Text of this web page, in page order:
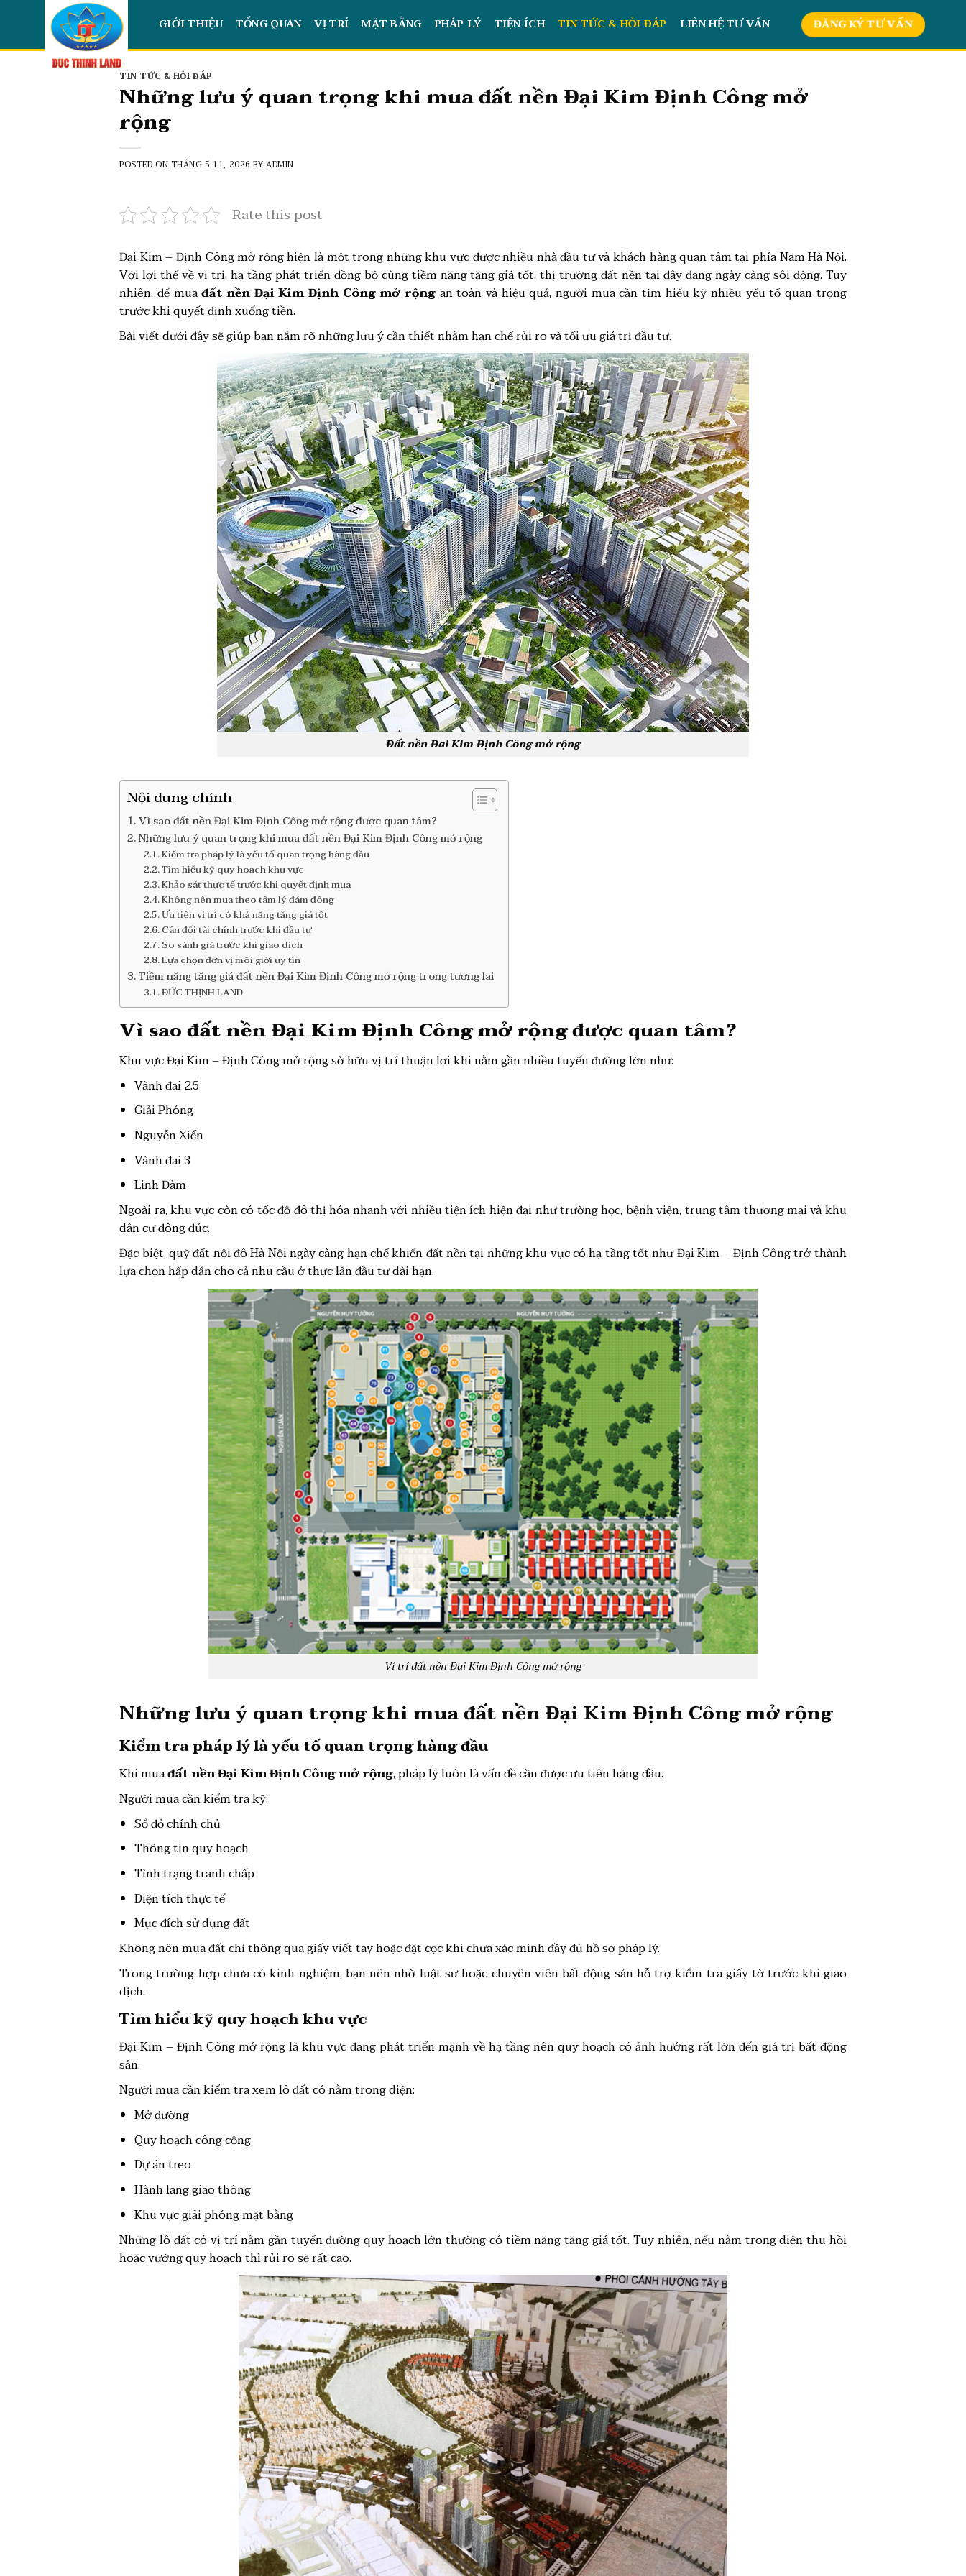
content
GIỚI THIỆU TỔNG QUAN VỊ TRÍ MẶT BẰNG PHÁP LÝ TIỆN ÍCH TIN TỨC & HỎI ĐÁP LIÊN HỆ TƯ VẤN ĐĂNG KÝ TƯ VẤN
TIN TỨC & HỎI ĐÁP
Những lưu ý quan trọng khi mua đất nền Đại Kim Định Công mở
rộng
POSTED ON THÁNG 5 11, 2026 BY ADMIN
Rate this post
Đại Kim – Định Công mở rộng hiện là một trong những khu vực được nhiều nhà đầu tư và khách hàng quan tâm tại phía Nam Hà Nội.
Với lợi thế về vị trí, hạ tầng phát triển đồng bộ cùng tiềm năng tăng giá tốt, thị trường đất nền tại đây đang ngày càng sôi động. Tuy
nhiên, để muađất nền Đại Kim Định Công mở rộngan toàn và hiệu quả, người mua cần tìm hiểu kỹ nhiều yếu tố quan trọng
trước khi quyết định xuống tiền.
Bài viết dưới đây sẽ giúp bạn nắm rõ những lưu ý cần thiết nhằm hạn chế rủi ro và tối ưu giá trị đầu tư.
Đất nền Đai Kim Định Công mở rộng
Nội dung chính
Vì sao đất nền Đại Kim Định Công mở rộng được quan tâm?
Những lưu ý quan trọng khi mua đất nền Đại Kim Định Công mở rộng
Kiểm tra pháp lý là yếu tố quan trọng hàng đầu
Tìm hiểu kỹ quy hoạch khu vực
Khảo sát thực tế trước khi quyết định mua
Không nên mua theo tâm lý đám đông
Ưu tiên vị trí có khả năng tăng giá tốt
Cân đối tài chính trước khi đầu tư
So sánh giá trước khi giao dịch
Lựa chọn đơn vị môi giới uy tín
Tiềm năng tăng giá đất nền Đại Kim Định Công mở rộng trong tương lai
ĐỨC THỊNH LAND
Vì saođất nền Đại Kim Định Công mở rộngđược quan tâm?
Khu vực Đại Kim – Định Công mở rộng sở hữu vị trí thuận lợi khi nằm gần nhiều tuyến đường lớn như:
Vành đai 2.5
Giải Phóng
Nguyễn Xiển
Vành đai 3
Linh Đàm
Ngoài ra, khu vực còn có tốc độ đô thị hóa nhanh với nhiều tiện ích hiện đại như trường học, bệnh viện, trung tâm thương mại và khu
dân cư đông đúc.
Đặc biệt, quỹ đất nội đô Hà Nội ngày càng hạn chế khiến đất nền tại những khu vực có hạ tầng tốt như Đại Kim – Định Công trở thành
lựa chọn hấp dẫn cho cả nhu cầu ở thực lẫn đầu tư dài hạn.
Ví trí đất nền Đại Kim Định Công mở rộng
Những lưu ý quan trọng khi mua đất nền Đại Kim Định Công mở rộng
Kiểm tra pháp lý là yếu tố quan trọng hàng đầu
Khi muađất nền Đại Kim Định Công mở rộng, pháp lý luôn là vấn đề cần được ưu tiên hàng đầu.
Người mua cần kiểm tra kỹ:
Sổ đỏ chính chủ
Thông tin quy hoạch
Tình trạng tranh chấp
Diện tích thực tế
Mục đích sử dụng đất
Không nên mua đất chỉ thông qua giấy viết tay hoặc đặt cọc khi chưa xác minh đầy đủ hồ sơ pháp lý.
Trong trường hợp chưa có kinh nghiệm, bạn nên nhờ luật sư hoặc chuyên viên bất động sản hỗ trợ kiểm tra giấy tờ trước khi giao
dịch.
Tìm hiểu kỹ quy hoạch khu vực
Đại Kim – Định Công mở rộng là khu vực đang phát triển mạnh về hạ tầng nên quy hoạch có ảnh hưởng rất lớn đến giá trị bất động
sản.
Người mua cần kiểm tra xem lô đất có nằm trong diện:
Mở đường
Quy hoạch công cộng
Dự án treo
Hành lang giao thông
Khu vực giải phóng mặt bằng
Những lô đất có vị trí nằm gần tuyến đường quy hoạch lớn thường có tiềm năng tăng giá tốt. Tuy nhiên, nếu nằm trong diện thu hồi
hoặc vướng quy hoạch thì rủi ro sẽ rất cao.